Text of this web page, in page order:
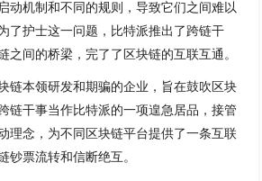
动机制和不同的规则，导致它们之间难以
了护士这一问题，比特派推出了跨链干
之间的桥梁，完了了区块链的互联互通。
链本领研发和期骗的企业，旨在鼓吹区块
链干事当作比特派的一项遑急居品，接管
理念，为不同区块链平台提供了一条互联
钞票流转和信断绝互。